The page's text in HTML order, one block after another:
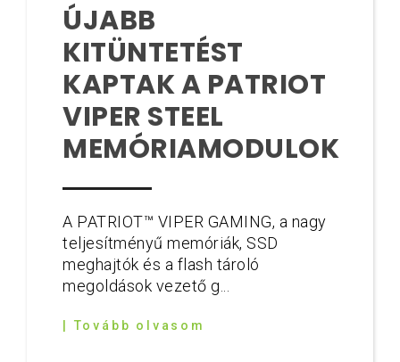
ÚJABB
KITÜNTETÉST
KAPTAK A PATRIOT
VIPER STEEL
MEMÓRIAMODULOK
A PATRIOT™ VIPER GAMING, a nagy
teljesítményű memóriák, SSD
meghajtók és a flash tároló
megoldások vezető g...
| Tovább olvasom